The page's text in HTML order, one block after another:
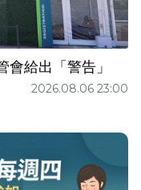
給出「警告」
2026.08.06 23:00